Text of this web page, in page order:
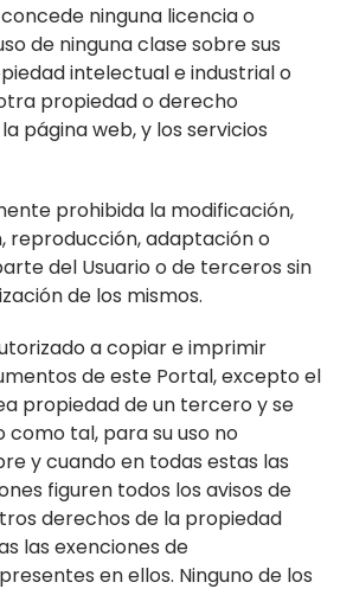
concede ninguna licencia o
de ninguna clase sobre sus
intelectual e industrial o
propiedad o derecho
página web, y los servicios
prohibida la modificación,
reproducción, adaptación o
del Usuario o de terceros sin
de los mismos.
a copiar e imprimir
de este Portal, excepto el
propiedad de un tercero y se
como tal, para su uso no
y cuando en todas estas las
figuren todos los avisos de
derechos de la propiedad
las exenciones de
en ellos. Ninguno de los